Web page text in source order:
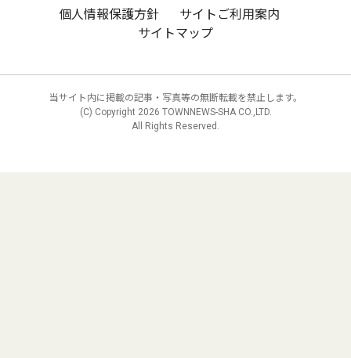
個人情報保護方針
サイトご利用案内
サイトマップ
当サイト内に掲載の記事・写真等の無断転載を禁止します。
(C) Copyright 2026 TOWNNEWS-SHA CO.,LTD.
All Rights Reserved.